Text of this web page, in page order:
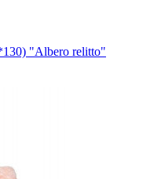
"Albero relitto"